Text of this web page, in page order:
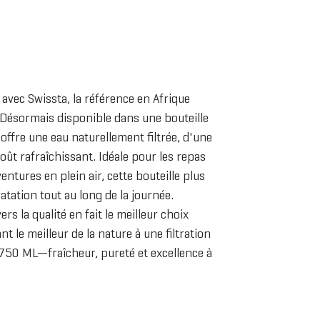
Swissta, la référence en Afrique
disponible dans une bouteille
une eau naturellement filtrée, d'une
rafraîchissant. Idéale pour les repas
en plein air, cette bouteille plus
tout au long de la journée.
la qualité en fait le meilleur choix
le meilleur de la nature à une filtration
ML—fraîcheur, pureté et excellence à